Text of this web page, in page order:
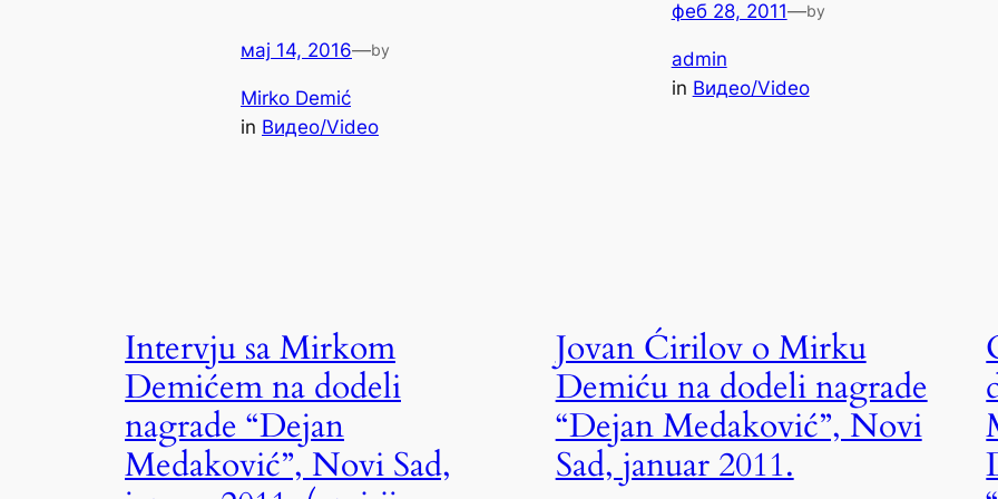
мај 14, 2016—by
Mirko Demić
in Видео/Video
феб 28, 2011—by
admin
in Видео/Video
Intervju sa Mirkom
Demićem na dodeli
nagrade “Dejan
Medaković”, Novi Sad,
Jovan Ćirilov o Mirku
Demiću na dodeli nagrade
“Dejan Medaković”, Novi
Sad, januar 2011.